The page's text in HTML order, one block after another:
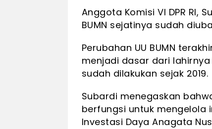
Anggota Komisi VI DPR RI,
BUMN sejatinya sudah
Perubahan UU BUMN
menjadi dasar dari
sudah dilakukan sejak 2019.
Subardi menegaskan
berfungsi untuk mengelola
Investasi Daya Anagata